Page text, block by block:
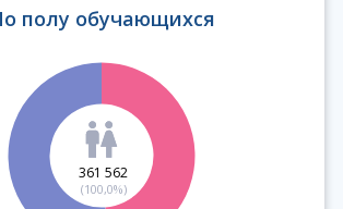
полу обучающихся
361 562
(100,0%)